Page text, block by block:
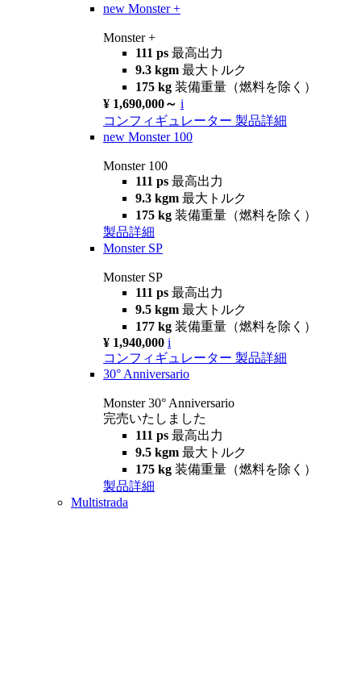
new Monster +
Monster +
111 ps 最高出力
9.3 kgm 最大トルク
175 kg 装備重量（燃料を除く）
¥ 1,690,000～ i
コンフィギュレーター 製品詳細
new Monster 100
Monster 100
111 ps 最高出力
9.3 kgm 最大トルク
175 kg 装備重量（燃料を除く）
製品詳細
Monster SP
Monster SP
111 ps 最高出力
9.5 kgm 最大トルク
177 kg 装備重量（燃料を除く）
¥ 1,940,000 i
コンフィギュレーター 製品詳細
30° Anniversario
Monster 30° Anniversario
完売いたしました
111 ps 最高出力
9.5 kgm 最大トルク
175 kg 装備重量（燃料を除く）
製品詳細
Multistrada